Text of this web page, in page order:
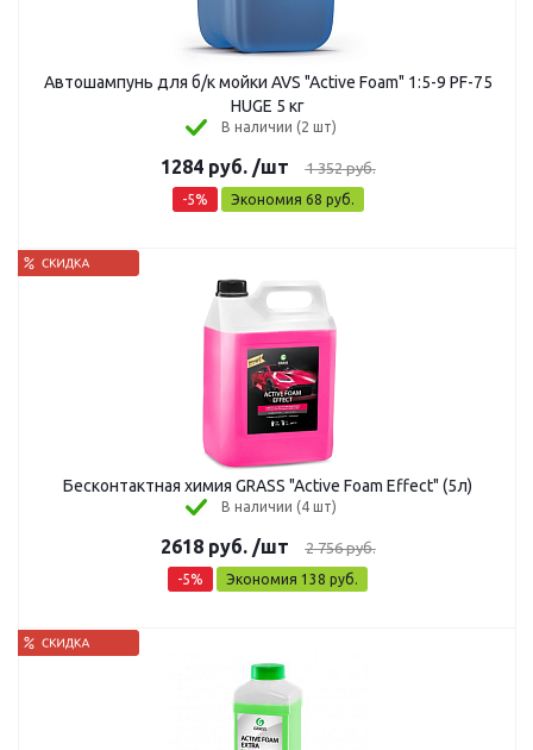
Автошампунь для б/к мойки AVS "Active Foam" 1:5-9 PF-75
HUGE 5 кг
В наличии (2 шт)
1284руб. /шт 1 352руб.
-5% Экономия 68 руб.
Бесконтактная химия GRASS "Active Foam Effect" (5л)
В наличии (4 шт)
2618руб. /шт 2 756руб.
-5% Экономия 138 руб.